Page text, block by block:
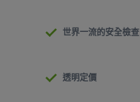
世界一流的安全檢查
透明定價